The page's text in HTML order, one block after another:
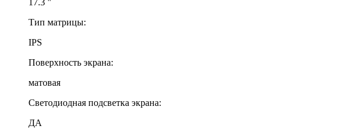
17.3 "
Тип матрицы:
IPS
Поверхность экрана:
матовая
Светодиодная подсветка экрана:
ДА